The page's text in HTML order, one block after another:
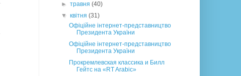
►травня(40)
▼квітня(31)
Офіційне інтернет-представництво
Президента України
Офіційне інтернет-представництво
Президента України
Прокремлевская классика и Билл
Гейтс на «RT Arabic»